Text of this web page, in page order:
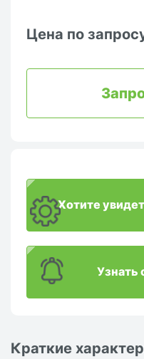
Краткие
Цена по
Хотите
Узнать